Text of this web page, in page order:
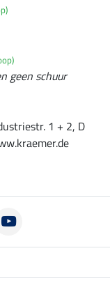
geen schuur
1 + 2, D